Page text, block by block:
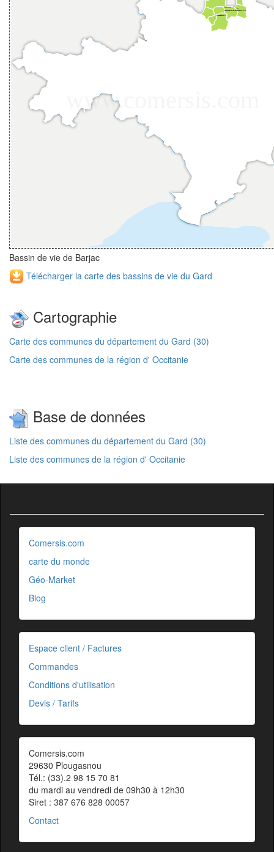
Bassin de vie de Barjac
Télécharger la carte des bassins de vie du Gard
Cartographie
Carte des communes du département du Gard (30)
Carte des communes de la région d' Occitanie
Base de données
Liste des communes du département du Gard (30)
Liste des communes de la région d' Occitanie
Comersis.com
carte du monde
Géo-Market
Blog
Espace client / Factures
Commandes
Conditions d'utilisation
Devis / Tarifs
Comersis.com
29630 Plougasnou
Tél.: (33).2 98 15 70 81
du mardi au vendredi de 09h30 à 12h30
Siret : 387 676 828 00057
Contact